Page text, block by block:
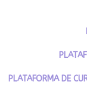
PLATAFORMA DE